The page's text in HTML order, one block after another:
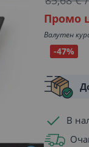
Промо
Валутен
-47%
В